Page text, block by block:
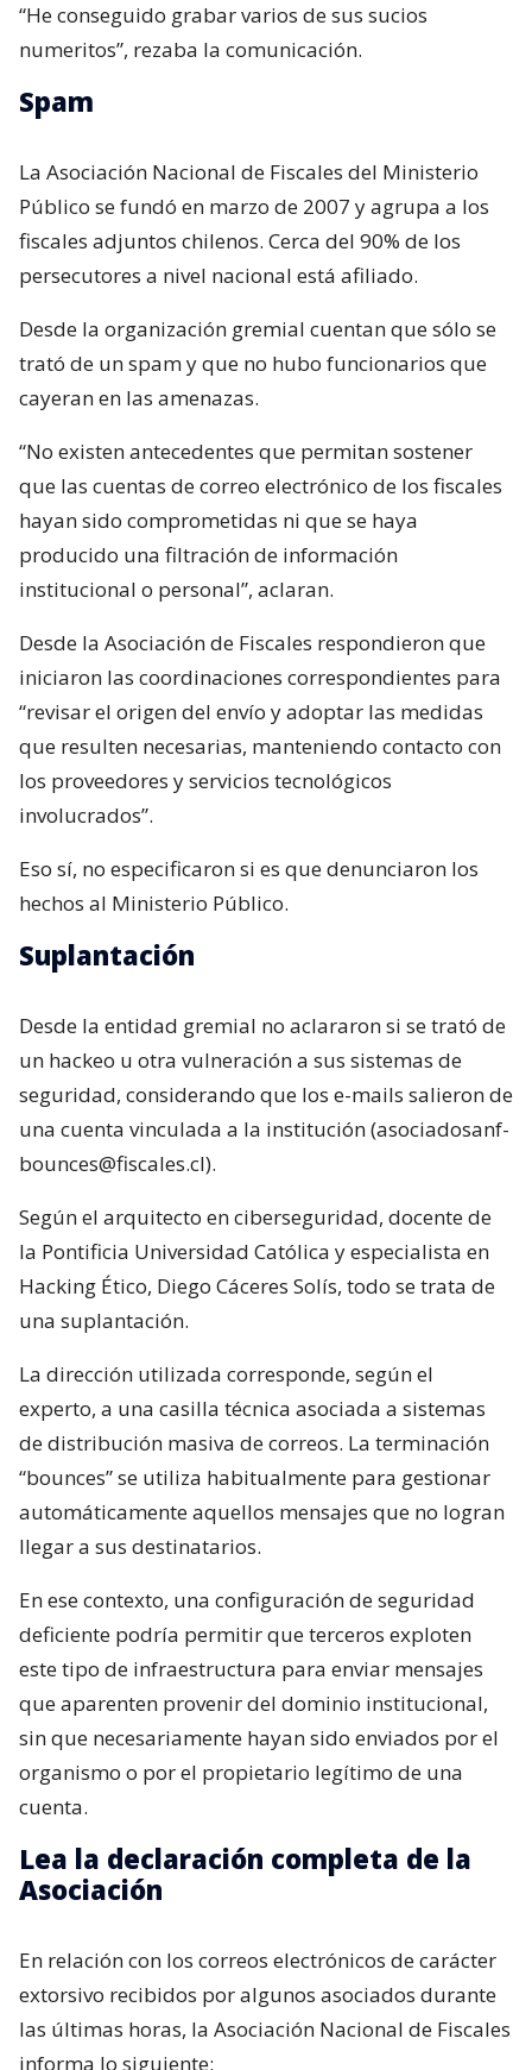
“He conseguido grabar varios de sus sucios
numeritos”, rezaba la comunicación.
Spam
La Asociación Nacional de Fiscales del Ministerio
Público se fundó en marzo de 2007 y agrupa a los
fiscales adjuntos chilenos. Cerca del 90% de los
persecutores a nivel nacional está afiliado.
Desde la organización gremial cuentan que sólo se
trató de un spam y que no hubo funcionarios que
cayeran en las amenazas.
“No existen antecedentes que permitan sostener
que las cuentas de correo electrónico de los fiscales
hayan sido comprometidas ni que se haya
producido una filtración de información
institucional o personal”, aclaran.
Desde la Asociación de Fiscales respondieron que
iniciaron las coordinaciones correspondientes para
“revisar el origen del envío y adoptar las medidas
que resulten necesarias, manteniendo contacto con
los proveedores y servicios tecnológicos
involucrados”.
Eso sí, no especificaron si es que denunciaron los
hechos al Ministerio Público.
Suplantación
Desde la entidad gremial no aclararon si se trató de
un hackeo u otra vulneración a sus sistemas de
seguridad, considerando que los e-mails salieron de
una cuenta vinculada a la institución (asociadosanf-
bounces@fiscales.cl).
Según el arquitecto en ciberseguridad, docente de
la Pontificia Universidad Católica y especialista en
Hacking Ético, Diego Cáceres Solís, todo se trata de
una suplantación.
La dirección utilizada corresponde, según el
experto, a una casilla técnica asociada a sistemas
de distribución masiva de correos. La terminación
“bounces” se utiliza habitualmente para gestionar
automáticamente aquellos mensajes que no logran
llegar a sus destinatarios.
En ese contexto, una configuración de seguridad
deficiente podría permitir que terceros exploten
este tipo de infraestructura para enviar mensajes
que aparenten provenir del dominio institucional,
sin que necesariamente hayan sido enviados por el
organismo o por el propietario legítimo de una
cuenta.
Lea la declaración completa de la
Asociación
En relación con los correos electrónicos de carácter
extorsivo recibidos por algunos asociados durante
las últimas horas, la Asociación Nacional de Fiscales
informa lo siguiente: